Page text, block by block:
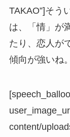
TAKAO”]そう
は、「情」が
たり、恋人が
傾向が強いね
content/